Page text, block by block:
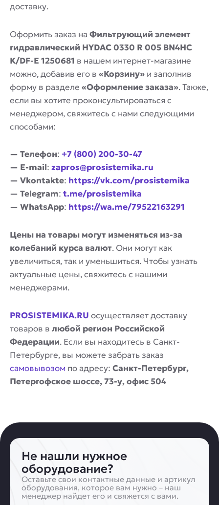
доставку.
Оформить заказ на Фильтрующий элемент
гидравлический HYDAC 0330 R 005 BN4HC
K/DF-E 1250681 в нашем интернет-магазине
можно, добавив его в «Корзину» и заполнив
форму в разделе «Оформление заказа». Также,
если вы хотите проконсультироваться с
менеджером, свяжитесь с нами следующими
способами:
— Телефон: +7 (800) 200-30-47
— E-mail: zapros@prosistemika.ru
— Vkontakte: https://vk.com/prosistemika
— Telegram: t.me/prosistemika
— WhatsApp: https://wa.me/79522163291
Цены на товары могут изменяться из-за
колебаний курса валют. Они могут как
увеличиться, так и уменьшиться. Чтобы узнать
актуальные цены, свяжитесь с нашими
менеджерами.
PROSISTEMIKA.RU осуществляет доставку
товаров в любой регион Российской
Федерации. Если вы находитесь в Санкт-
Петербурге, вы можете забрать заказ
самовывозом по адресу: Санкт-Петербург,
Петергофское шоссе, 73-у, офис 504
Не нашли нужное
оборудование?
Оставьте свои контактные данные и артикул
оборудования, которое вам нужно – наш
менеджер найдет его и свяжется с вами.